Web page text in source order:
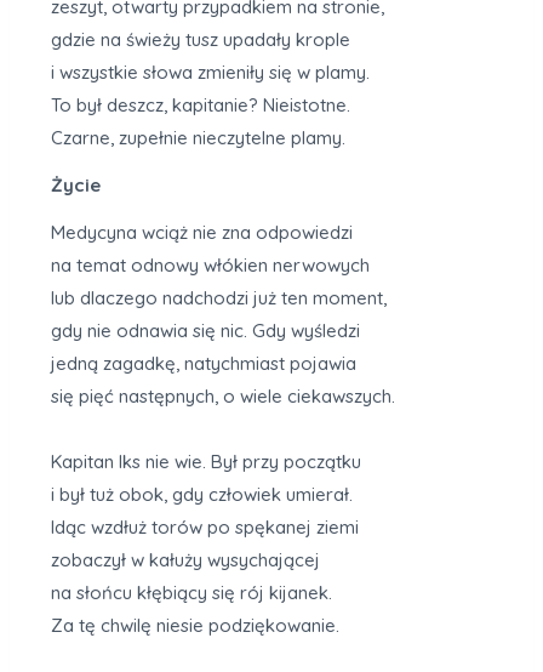
zeszyt, otwarty przypadkiem na stronie,
gdzie na świeży tusz upadały krople
i wszystkie słowa zmieniły się w plamy.
To był deszcz, kapitanie? Nieistotne.
Czarne, zupełnie nieczytelne plamy.
Życie
Medycyna wciąż nie zna odpowiedzi
na temat odnowy włókien nerwowych
lub dlaczego nadchodzi już ten moment,
gdy nie odnawia się nic. Gdy wyśledzi
jedną zagadkę, natychmiast pojawia
się pięć następnych, o wiele ciekawszych.
Kapitan Iks nie wie. Był przy początku
i był tuż obok, gdy człowiek umierał.
Idąc wzdłuż torów po spękanej ziemi
zobaczył w kałuży wysychającej
na słońcu kłębiący się rój kijanek.
Za tę chwilę niesie podziękowanie.